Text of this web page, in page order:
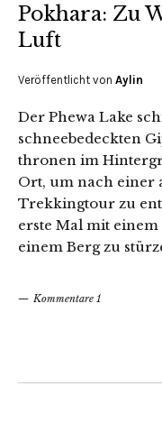
Pokhara: Zu
Luft
Veröffentlicht von Aylin
Der Phewa Lake
schneebedeckten
thronen im
Ort, um nach einer
Trekkingtour zu
erste Mal mit
einem Berg zu
Kommentare 1